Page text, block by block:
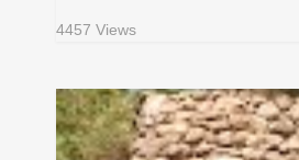
4457 Views